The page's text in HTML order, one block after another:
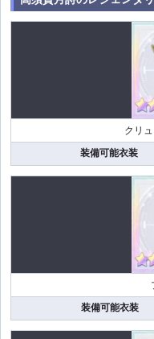
クリ
装備可能衣装
装備可能衣装